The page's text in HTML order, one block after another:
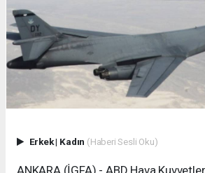
Erkek| Kadın (Haberi Sesli Oku)
ANKARA (İGFA) - ABD Hava